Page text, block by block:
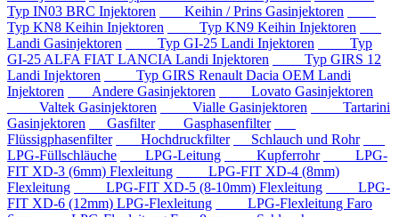
Typ IN03 BRC Injektoren
Keihin / Prins Gasinjektoren
Typ KN8 Keihin Injektoren
Typ KN9 Keihin Injektoren
Landi Gasinjektoren
Typ GI-25 Landi Injektoren
Typ
GI-25 ALFA FIAT LANCIA Landi Injektoren
Typ GIRS 12
Landi Injektoren
Typ GIRS Renault Dacia OEM Landi
Injektoren
Andere Gasinjektoren
Lovato Gasinjektoren
Valtek Gasinjektoren
Vialle Gasinjektoren
Tartarini
Gasinjektoren
Gasfilter
Gasphasenfilter
Flüssigphasenfilter
Hochdruckfilter
Schlauch und Rohr
LPG-Füllschläuche
LPG-Leitung Kupferrohr
LPG-
FIT XD-3 (6mm) Flexleitung
LPG-FIT XD-4 (8mm)
Flexleitung
LPG-FIT XD-5 (8-10mm) Flexleitung
LPG-
FIT XD-6 (12mm) LPG-Flexleitung
LPG-Flexleitung Faro